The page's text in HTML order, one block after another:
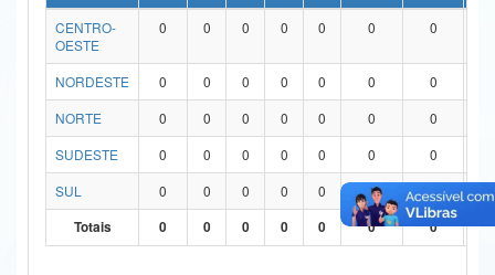
Ministério da Ciência, Tecnologia, Inovações e Comunicações
Ministério do Turismo
Ministério do Desenvolvimento Regional
Ministério da Mulher, da Família e dos Direitos Humanos
CENTRO-
OESTE
0 0 0 0 0 0 0
NORDESTE 0 0 0 0 0 0 0
NORTE
0 0 0 0 0 0 0
SUDESTE
0 0 0 0 0 0 0
SUL
0 0 0 0 0 0 0
0
Totais
0 0 0 0 0 0 0 0